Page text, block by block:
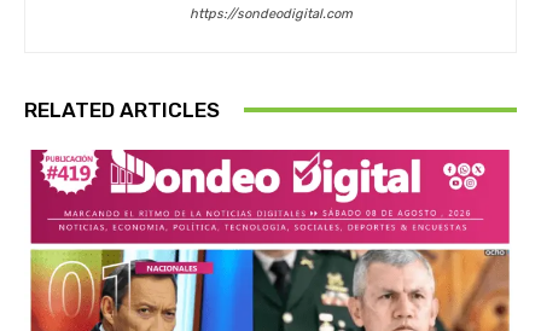
https://sondeodigital.com
RELATED ARTICLES